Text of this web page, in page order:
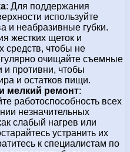
: Для поддержания
используйте
и неабразивные губки.
жестких щеток и
средств, чтобы не
очищайте съемные
и противни, чтобы
и остатков пищи.
мелкий ремонт:
работоспособность всех
незначительных
слабый нагрев или
устранить их
к специалистам по